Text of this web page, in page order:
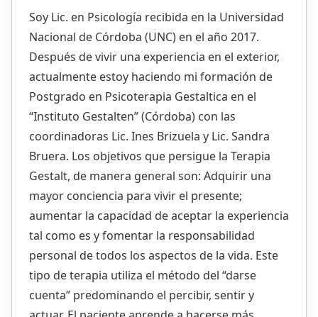
Soy Lic. en Psicología recibida en la Universidad
Nacional de Córdoba (UNC) en el año 2017.
Después de vivir una experiencia en el exterior,
actualmente estoy haciendo mi formación de
Postgrado en Psicoterapia Gestaltica en el
“Instituto Gestalten” (Córdoba) con las
coordinadoras Lic. Ines Brizuela y Lic. Sandra
Bruera. Los objetivos que persigue la Terapia
Gestalt, de manera general son: Adquirir una
mayor conciencia para vivir el presente;
aumentar la capacidad de aceptar la experiencia
tal como es y fomentar la responsabilidad
personal de todos los aspectos de la vida. Este
tipo de terapia utiliza el método del “darse
cuenta” predominando el percibir, sentir y